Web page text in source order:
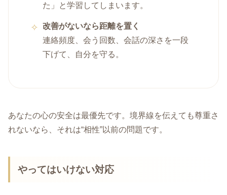
た」と学習してしまいます。
改善がないなら距離を置く
連絡頻度、会う回数、会話の深さを一段
下げて、自分を守る。
あなたの心の安全は最優先です。境界線を伝えても尊重さ
れないなら、それは“相性”以前の問題です。
やってはいけない対応